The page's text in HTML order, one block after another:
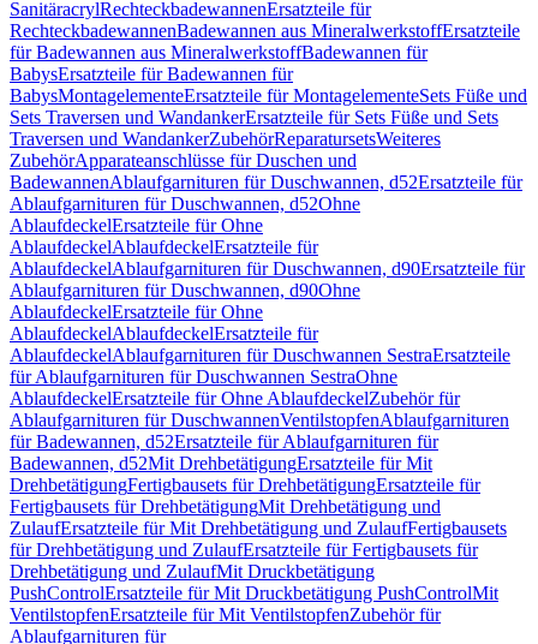
SanitäracrylRechteckbadewannenErsatzteile für
RechteckbadewannenBadewannen aus MineralwerkstoffErsatzteile
für Badewannen aus MineralwerkstoffBadewannen für
BabysErsatzteile für Badewannen für
BabysMontagelementeErsatzteile für MontagelementeSets Füße und
Sets Traversen und WandankerErsatzteile für Sets Füße und Sets
Traversen und WandankerZubehörReparatursetsWeiteres
ZubehörApparateanschlüsse für Duschen und
BadewannenAblaufgarnituren für Duschwannen, d52Ersatzteile für
Ablaufgarnituren für Duschwannen, d52Ohne
AblaufdeckelErsatzteile für Ohne
AblaufdeckelAblaufdeckelErsatzteile für
AblaufdeckelAblaufgarnituren für Duschwannen, d90Ersatzteile für
Ablaufgarnituren für Duschwannen, d90Ohne
AblaufdeckelErsatzteile für Ohne
AblaufdeckelAblaufdeckelErsatzteile für
AblaufdeckelAblaufgarnituren für Duschwannen SestraErsatzteile
für Ablaufgarnituren für Duschwannen SestraOhne
AblaufdeckelErsatzteile für Ohne AblaufdeckelZubehör für
Ablaufgarnituren für DuschwannenVentilstopfenAblaufgarnituren
für Badewannen, d52Ersatzteile für Ablaufgarnituren für
Badewannen, d52Mit DrehbetätigungErsatzteile für Mit
DrehbetätigungFertigbausets für DrehbetätigungErsatzteile für
Fertigbausets für DrehbetätigungMit Drehbetätigung und
ZulaufErsatzteile für Mit Drehbetätigung und ZulaufFertigbausets
für Drehbetätigung und ZulaufErsatzteile für Fertigbausets für
Drehbetätigung und ZulaufMit Druckbetätigung
PushControlErsatzteile für Mit Druckbetätigung PushControlMit
VentilstopfenErsatzteile für Mit VentilstopfenZubehör für
Ablaufgarnituren für